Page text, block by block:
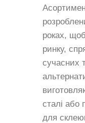
роках,
ринку,
сучасних
сталі або
для